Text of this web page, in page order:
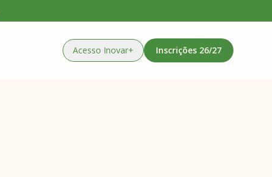
Acesso Inovar+ Inscrições26/27